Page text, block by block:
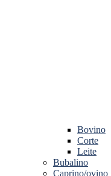
Bovino
Corte
Leite
Bubalino
Caprino/ovino